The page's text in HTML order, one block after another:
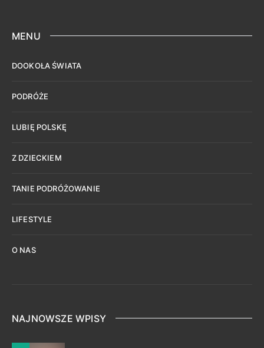
MENU
DOOKOŁA ŚWIATA
PODRÓŻE
LUBIĘ POLSKĘ
Z DZIECKIEM
TANIE PODRÓŻOWANIE
LIFESTYLE
O NAS
NAJNOWSZE WPISY